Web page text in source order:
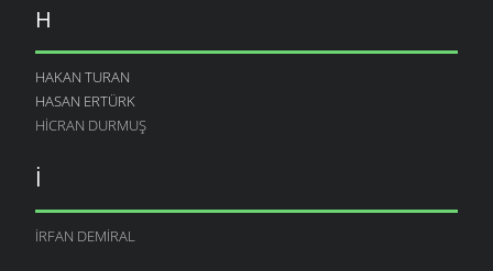
H
HAKAN TURAN
HASAN ERTÜRK
HICRAN DURMUŞ
İ
İRFAN DEMIRAL